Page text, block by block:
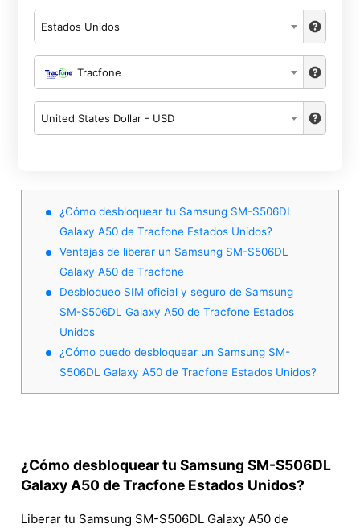
Estados Unidos
Tracfone
United States Dollar - USD
¿Cómo desbloquear tu Samsung SM-S506DL
Galaxy A50 de Tracfone Estados Unidos?
Ventajas de liberar un Samsung SM-S506DL
Galaxy A50 de Tracfone
Desbloqueo SIM oficial y seguro de Samsung
SM-S506DL Galaxy A50 de Tracfone Estados
Unidos
¿Cómo puedo desbloquear un Samsung SM-
S506DL Galaxy A50 de Tracfone Estados Unidos?
¿Cómo desbloquear tu Samsung SM-S506DL
Galaxy A50 de Tracfone Estados Unidos?
Liberar tu Samsung SM-S506DL Galaxy A50 de